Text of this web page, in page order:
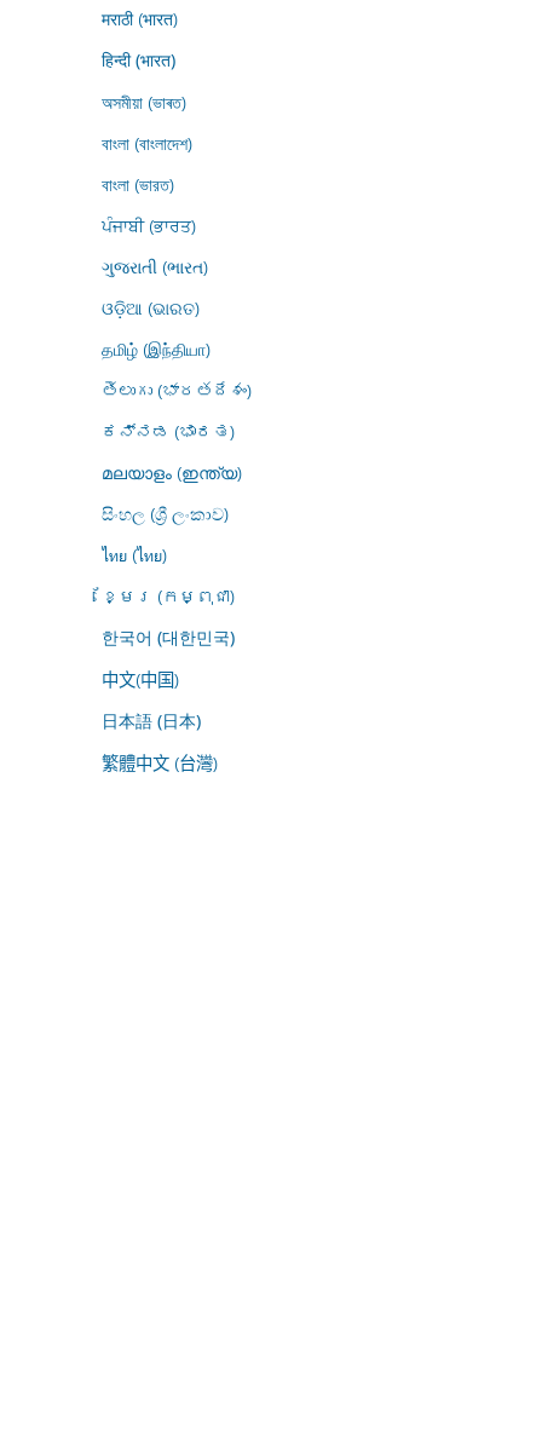
मराठी (भारत)
हिन्दी (भारत)
অসমীয়া (ভাৰত)
বাংলা (বাংলাদেশ)
বাংলা (ভারত)
ਪੰਜਾਬੀ (ਭਾਰਤ)
ગુજરાતી (ભારત)
ଓଡ଼ିଆ (ଭାରତ)
தமிழ் (இந்தியா)
తెలుగు (భారతదేశం)
ಕನ್ನಡ (ಭಾರತ)
മലയാളം (ഇന്ത്യ)
සිංහල (ශ්‍රී ලංකාව)
ไทย (ไทย)
ខ្មែរ (កម្ពុជា)
한국어 (대한민국)
中文(中国)
日本語 (日本)
繁體中文 (台灣)